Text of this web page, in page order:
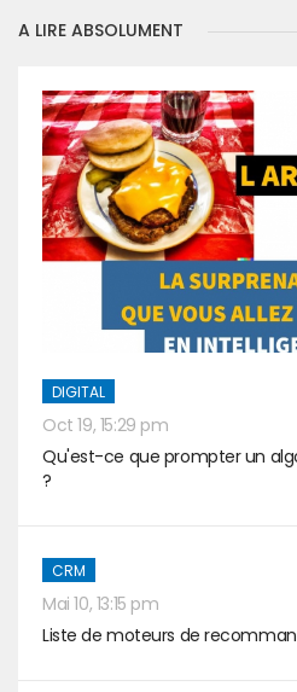
A LIRE ABSOLUMENT
DIGITAL
Oct 19, 15:29 pm
Qu'est-ce que prompter un
?
CRM
Mai 10, 13:15 pm
Liste de moteurs de